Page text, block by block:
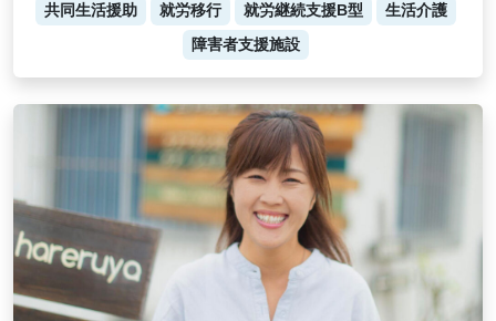
共同生活援助 就労移行 就労継続支援B型
生活介護
障害者支援施設